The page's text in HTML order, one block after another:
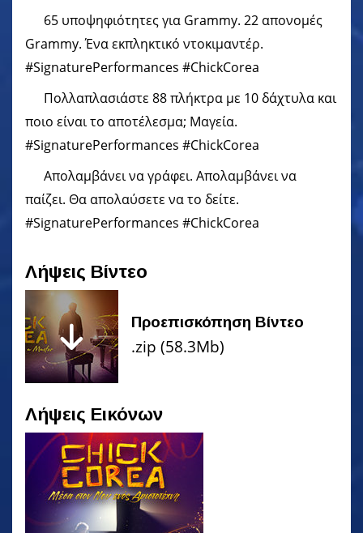
65 υποψηφιότητες για Grammy. 22 απονομές
Grammy. Ένα εκπληκτικό ντοκιμαντέρ.
#SignaturePerformances #ChickCorea
Πολλαπλασιάστε 88 πλήκτρα με 10 δάχτυλα και
ποιο είναι το αποτέλεσμα; Μαγεία.
#SignaturePerformances #ChickCorea
Απολαμβάνει να γράφει. Απολαμβάνει να
παίζει. Θα απολαύσετε να το δείτε.
#SignaturePerformances #ChickCorea
Λήψεις Βίντεο
Προεπισκόπηση Βίντεο
.zip (58.3Mb)
Λήψεις Εικόνων